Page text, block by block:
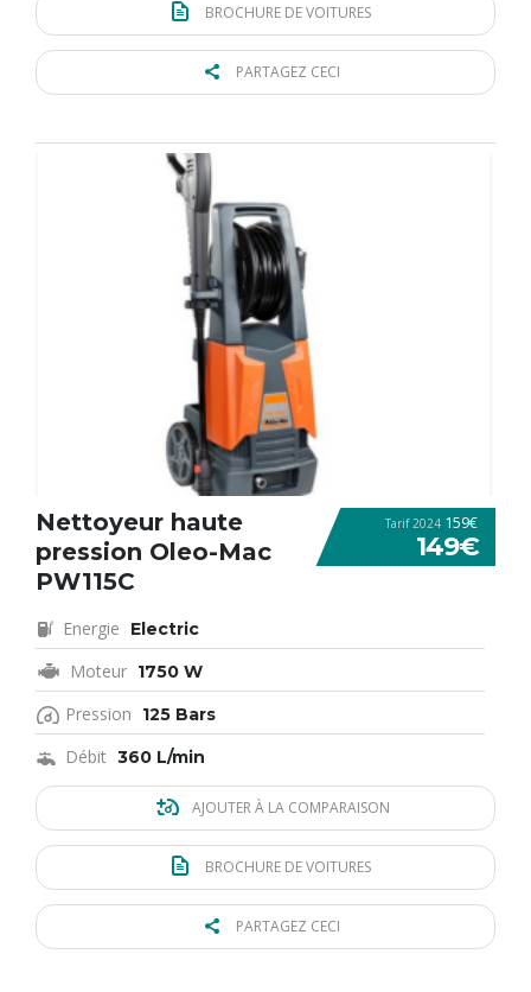
BROCHURE DE VOITURES
PARTAGEZ CECI
Tarif 2024 159€
149€
Nettoyeur haute
pression Oleo-Mac
PW115C
Energie Electric
Moteur 1750 W
Pression 125 Bars
Débit 360 L/min
AJOUTER À LA COMPARAISON
BROCHURE DE VOITURES
PARTAGEZ CECI